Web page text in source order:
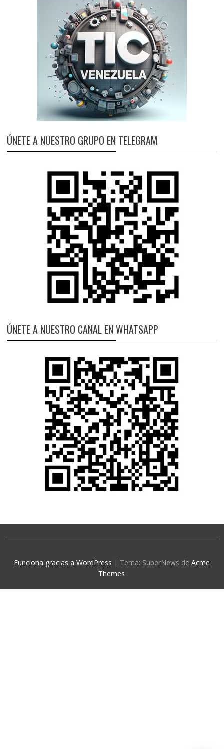
ÚNETE A NUESTRO GRUPO EN TELEGRAM
ÚNETE A NUESTRO CANAL EN WHATSAPP
Funciona gracias a WordPress | Tema: SuperNews de Acme
Themes